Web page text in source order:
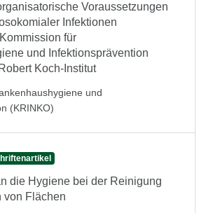
Voraussetzungen
Infektionen
für
und Infektionsprävention
Koch-Institut
und
(KRINKO)
die Hygiene bei der Reinigung
von Flächen